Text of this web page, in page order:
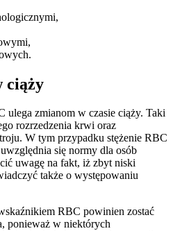
ciąży
ulega zmianom w czasie ciąży. Taki
rozrzedzenia krwi oraz
W tym przypadku stężenie RBC
się normy dla osób
uwagę na fakt, iż zbyt niski
także o występowaniu
RBC powinien zostać
ponieważ w niektórych